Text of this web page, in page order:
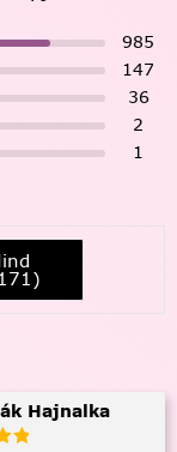
985
147
36
2
1
)
Hajnalka